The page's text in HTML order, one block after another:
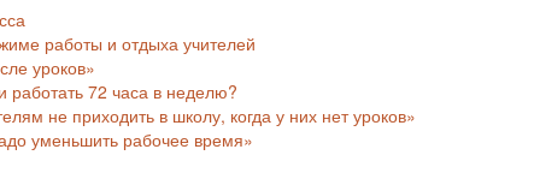
работы и отдыха учителей
уроков»
работать 72 часа в неделю?
не приходить в школу, когда у них нет уроков»
уменьшить рабочее время»